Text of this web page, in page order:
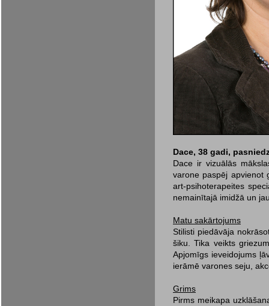
Dace, 38 gadi,
Dace ir vizuālās
varone paspēj apvienot
art-psihoterapeites
nemainītajā imidžā un
Matu sakārtojums
Stilisti piedāvāja
šiku. Tika veikts
Apjomīgs ieveidojums
ierāmē varones seju,
Grims
Pirms meikapa